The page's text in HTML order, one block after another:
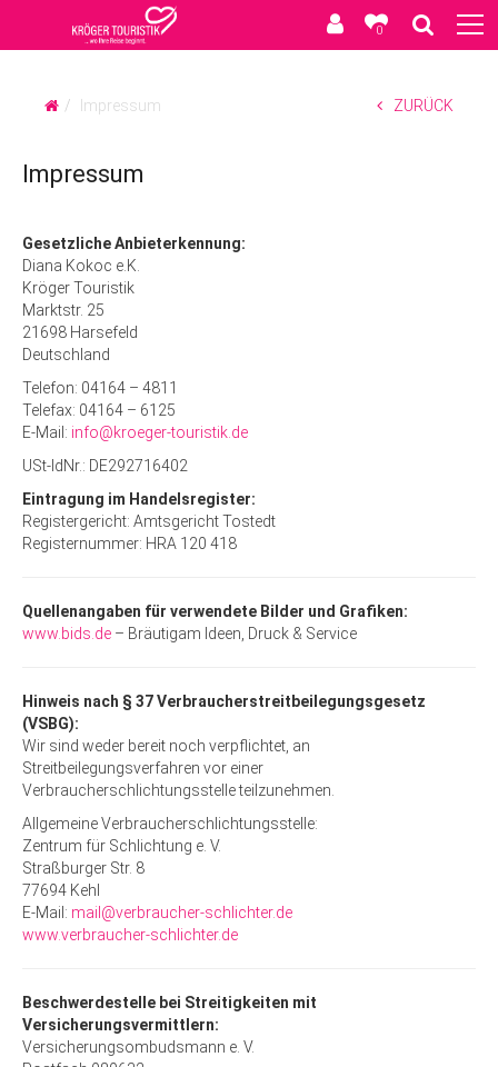
0
Impressum ZURÜCK
Impressum
Gesetzliche Anbieterkennung:
Diana Kokoc e.K.
Kröger Touristik
Marktstr. 25
21698 Harsefeld
Deutschland
Telefon: 04164 – 4811
Telefax: 04164 – 6125
E-Mail: info@kroeger-touristik.de
USt-IdNr.: DE292716402
Eintragung im Handelsregister:
Registergericht: Amtsgericht Tostedt
Registernummer: HRA 120 418
Quellenangaben für verwendete Bilder und Grafiken:
www.bids.de – Bräutigam Ideen, Druck & Service
Hinweis nach § 37 Verbraucherstreitbeilegungsgesetz
(VSBG):
Wir sind weder bereit noch verpflichtet, an
Streitbeilegungsverfahren vor einer
Verbraucherschlichtungsstelle teilzunehmen.
Allgemeine Verbraucherschlichtungsstelle:
Zentrum für Schlichtung e. V.
Straßburger Str. 8
77694 Kehl
E-Mail: mail@verbraucher-schlichter.de
www.verbraucher-schlichter.de
Beschwerdestelle bei Streitigkeiten mit
Versicherungsvermittlern:
Versicherungsombudsmann e. V.